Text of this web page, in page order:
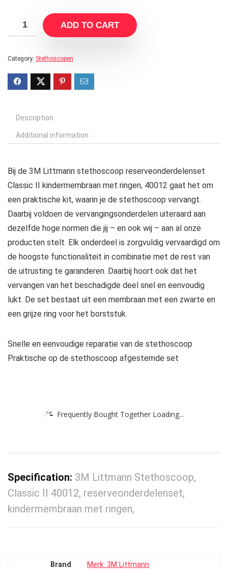
ADD TO CART
Category: Stethoscopen
Description
Additional information
Bij de 3M Littmann stethoscoop reserveonderdelenset
Classic II kindermembraan met ringen, 40012 gaat het om
een praktische kit, waarin je de stethoscoop vervangt.
Daarbij voldoen de vervangingsonderdelen uiteraard aan
dezelfde hoge normen die jij – en ook wij – aan al onze
producten stelt. Elk onderdeel is zorgvuldig vervaardigd om
de hoogste functionaliteit in combinatie met de rest van
de uitrusting te garanderen. Daarbij hoort ook dat het
vervangen van het beschadigde deel snel en eenvoudig
lukt. De set bestaat uit een membraan met een zwarte en
een grijze ring voor het borststuk.
Snelle en eenvoudige reparatie van de stethoscoop
Praktische op de stethoscoop afgestemde set
Frequently Bought Together Loading...
Specification: 3M Littmann Stethoscoop,
Classic II 40012, reserveonderdelenset,
kindermembraan met ringen,
Brand Merk: 3M Littmann